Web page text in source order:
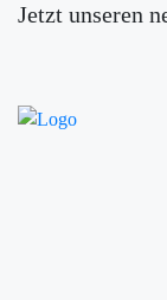
Jetzt unseren